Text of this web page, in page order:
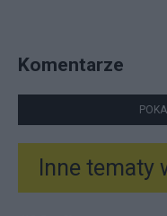
Komentarze
Inne tematy